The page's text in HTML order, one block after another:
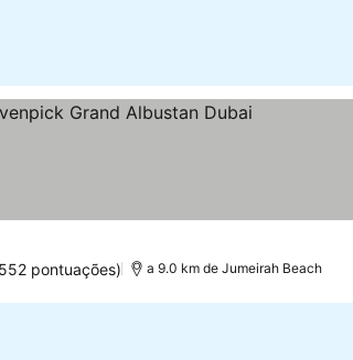
pontuações) a 9.0 km de Jumeirah Beach